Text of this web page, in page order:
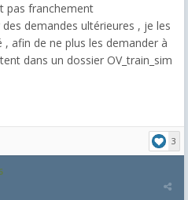
pas franchement
demandes ultérieures , je les
afin de ne plus les demander à
dans un dossier OV_train_sim
3